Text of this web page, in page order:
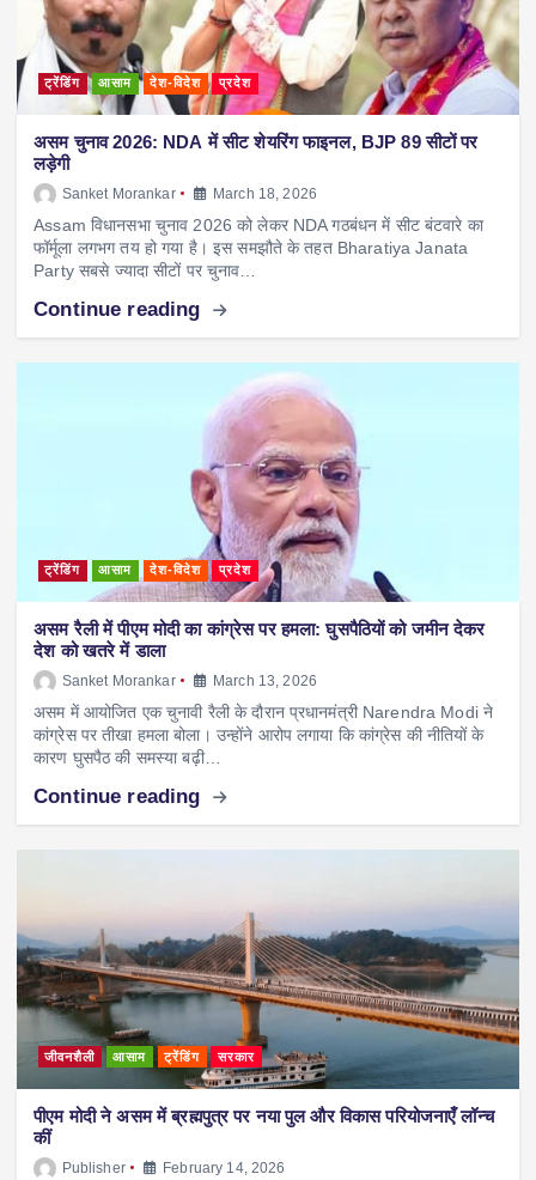
ट्रेंडिंग आसाम देश-विदेश प्रदेश
असम चुनाव 2026: NDA में सीट शेयरिंग फाइनल, BJP 89 सीटों पर
लड़ेगी
Sanket Morankar March 18, 2026
Assam विधानसभा चुनाव 2026 को लेकर NDA गठबंधन में सीट बंटवारे का
फॉर्मूला लगभग तय हो गया है। इस समझौते के तहत Bharatiya Janata
Party सबसे ज्यादा सीटों पर चुनाव…
Continue reading
ट्रेंडिंग आसाम देश-विदेश प्रदेश
असम रैली में पीएम मोदी का कांग्रेस पर हमला: घुसपैठियों को जमीन देकर
देश को खतरे में डाला
Sanket Morankar March 13, 2026
असम में आयोजित एक चुनावी रैली के दौरान प्रधानमंत्री Narendra Modi ने
कांग्रेस पर तीखा हमला बोला। उन्होंने आरोप लगाया कि कांग्रेस की नीतियों के
कारण घुसपैठ की समस्या बढ़ी…
Continue reading
जीवनशैली आसाम ट्रेंडिंग सरकार
पीएम मोदी ने असम में ब्रह्मपुत्र पर नया पुल और विकास परियोजनाएँ लॉन्च
कीं
Publisher February 14, 2026